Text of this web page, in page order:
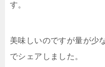
す。
美味しいのですが量が少
でシェアしました。